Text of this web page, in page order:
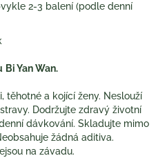
2-3 balení (podle denní
Bi Yan Wan.
těhotné a kojící ženy. Neslouží
Dodržujte zdravý životní
dávkování. Skladujte mimo
žádná aditiva.
na závadu.